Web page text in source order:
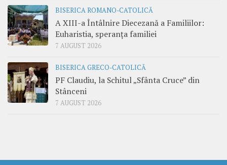
BISERICA ROMANO-CATOLICĂ
A XIII-a Întâlnire Diecezană a Familiilor:
Euharistia, speranța familiei
7 AUGUST 2026
BISERICA GRECO-CATOLICĂ
PF Claudiu, la Schitul „Sfânta Cruce” din
Stânceni
7 AUGUST 2026